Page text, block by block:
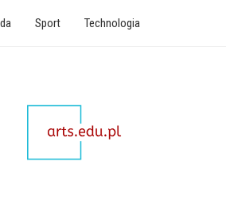
Sport Technologia